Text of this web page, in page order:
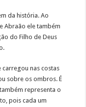
da história. Ao
Abraão ele também
do Filho de Deus
carregou nas costas
sobre os ombros. É
representa o
pois cada um